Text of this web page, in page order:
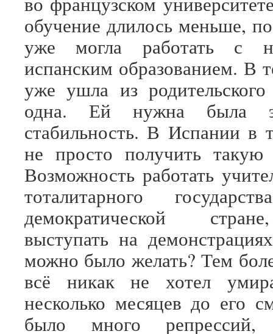
обучение длилось меньше,
уже могла работать с
испанским образованием. В
уже ушла из
одна. Ей нужна была
стабильность. В Испании в
не просто получить такую
Возможность работать
тоталитарного
демократической
выступать на
можно было желать? Тем
всё никак не хотел
несколько месяцев до его
было много репрессий,